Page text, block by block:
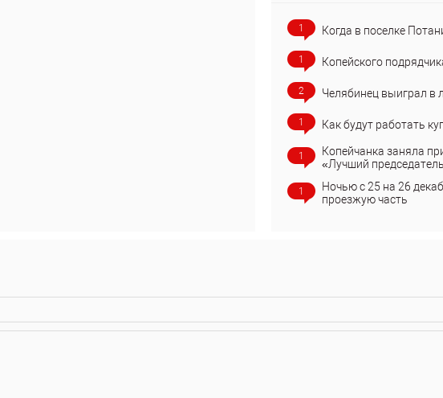
1 Когда в поселке
1 Копейского
2 Челябинец выиграл в
1 Как будут работать
1
Копейчанка заняла
«Лучший
1
Ночью с 25 на 26
проезжую часть